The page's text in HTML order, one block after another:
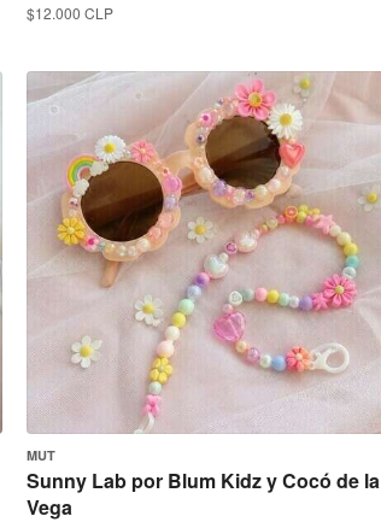
$12.000 CLP
MUT
Sunny Lab por Blum Kidz y Cocó de la
Vega